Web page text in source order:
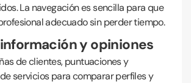
La navegación es sencilla para que
adecuado sin perder tiempo.
y opiniones
de clientes, puntuaciones y
servicios para comparar perfiles y